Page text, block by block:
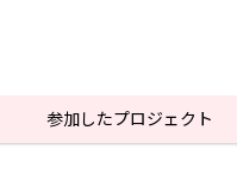
参加したプロジェクト